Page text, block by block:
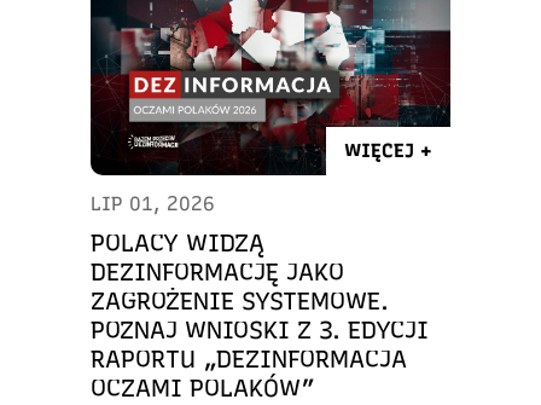
WIĘCEJ +
LIP 01, 2026
POLACY WIDZĄ
DEZINFORMACJĘ JAKO
ZAGROŻENIE SYSTEMOWE.
POZNAJ WNIOSKI Z 3. EDYCJI
RAPORTU „DEZINFORMACJA
OCZAMI POLAKÓW”